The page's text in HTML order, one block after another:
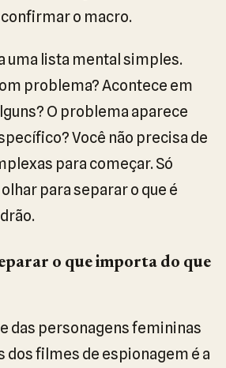
o macro.
uma lista mental simples.
problema? Acontece em
O problema aparece
Você não precisa de
para começar. Só
para separar o que é
o que importa do que
das personagens femininas
dos filmes de espionagem é a